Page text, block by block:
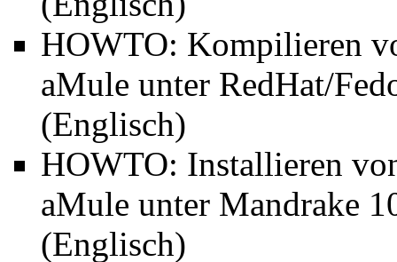
HOWTO: Kompilieren
aMule unter RedHat/
(Englisch)
HOWTO: Installieren
aMule unter Mandrake
(Englisch)